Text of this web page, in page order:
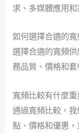
求、多媒體應用
如何選擇合適的
選擇合適的寬頻
務品質、價格和
寬頻比較有什麼
通過寬頻比較，
點、價格和優惠